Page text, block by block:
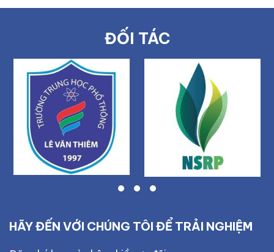
ĐỐI TÁC
HÃY ĐẾN VỚI CHÚNG TÔI ĐỂ TRẢI NGHIỆM